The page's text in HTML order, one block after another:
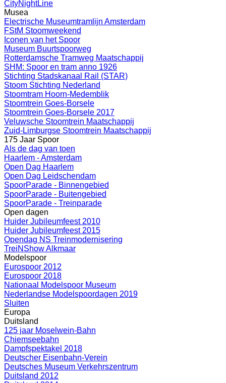
CityNightLine
Musea
Electrische Museumtramlijn Amsterdam
FStM Stoomweekend
Iconen van het Spoor
Museum Buurtspoorweg
Rotterdamsche Tramweg Maatschappij
SHM: Spoor en tram anno 1926
Stichting Stadskanaal Rail (STAR)
Stoom Stichting Nederland
Stoomtram Hoorn-Medemblik
Stoomtrein Goes-Borsele
Stoomtrein Goes-Borsele 2017
Veluwsche Stoomtrein Maatschappij
Zuid-Limburgse Stoomtrein Maatschappij
175 Jaar Spoor
Als de dag van toen
Haarlem - Amsterdam
Open Dag Haarlem
Open Dag Leidschendam
SpoorParade - Binnengebied
SpoorParade - Buitengebied
SpoorParade - Treinparade
Open dagen
Huider Jubileumfeest 2010
Huider Jubileumfeest 2015
Opendag NS Treinmodernisering
TreiNShow Alkmaar
Modelspoor
Eurospoor 2012
Eurospoor 2018
Nationaal Modelspoor Museum
Nederlandse Modelspoordagen 2019
Sluiten
Europa
Duitsland
125 jaar Moselwein-Bahn
Chiemseebahn
Dampfspektakel 2018
Deutscher Eisenbahn-Verein
Deutsches Museum Verkehrszentrum
Duitsland 2012